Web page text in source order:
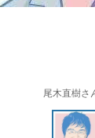
尾木直樹さ